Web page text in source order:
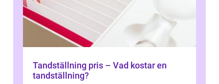
Tandställning pris – Vad kostar en
tandställning?